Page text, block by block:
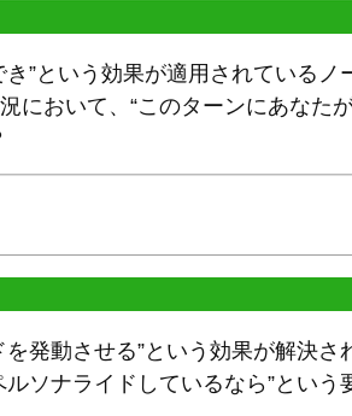
”という効果が適用されている
において、“このターンにあなた
発動させる”という効果が解決さ
ソナライドしているなら”という